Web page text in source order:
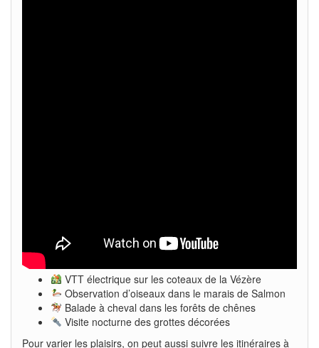
VTT électrique sur les coteaux de la Vézère
Observation d’oiseaux dans le marais de Salmon
Balade à cheval dans les forêts de chênes
Visite nocturne des grottes décorées
Pour varier les plaisirs, on peut aussi suivre les itinéraires à